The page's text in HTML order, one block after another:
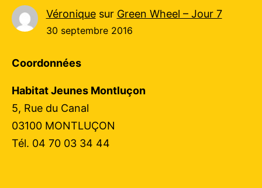
Véroniquesur Green Wheel – Jour 7
30 septembre 2016
Coordonnées
Habitat Jeunes Montluçon
5, Rue du Canal
03100 MONTLUÇON
Tél. 04 70 03 34 44